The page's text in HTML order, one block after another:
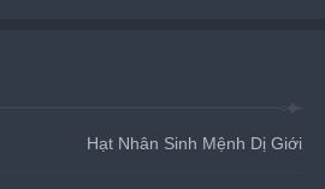
Hạt Nhân Sinh Mệnh Dị Giới